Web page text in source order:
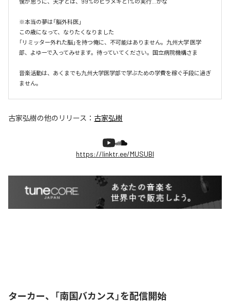
※本当の夢は「脳外科医」
この歳になって、なりたくなりました
「リミッター外れた脳」を持つ俺に、不可能はありません。九州大学 医学
部、よゆーで入ってみせます。待っていてください。国立病院機構さま
音楽活動は、あくまでも九州大学医学部で学ぶための学費を稼ぐ手段に過ぎ
ません。
古家弘樹の他のリリース： 古家弘樹
https://linktr.ee/MUSUBI
ターカー、「南国バカンス」を配信開始